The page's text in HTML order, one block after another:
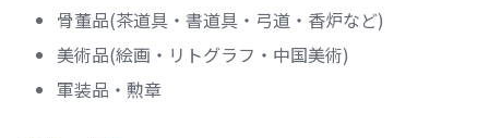
骨董品(茶道具・書道具・弓道・香炉など)
美術品(絵画・リトグラフ・中国美術)
軍装品・勲章